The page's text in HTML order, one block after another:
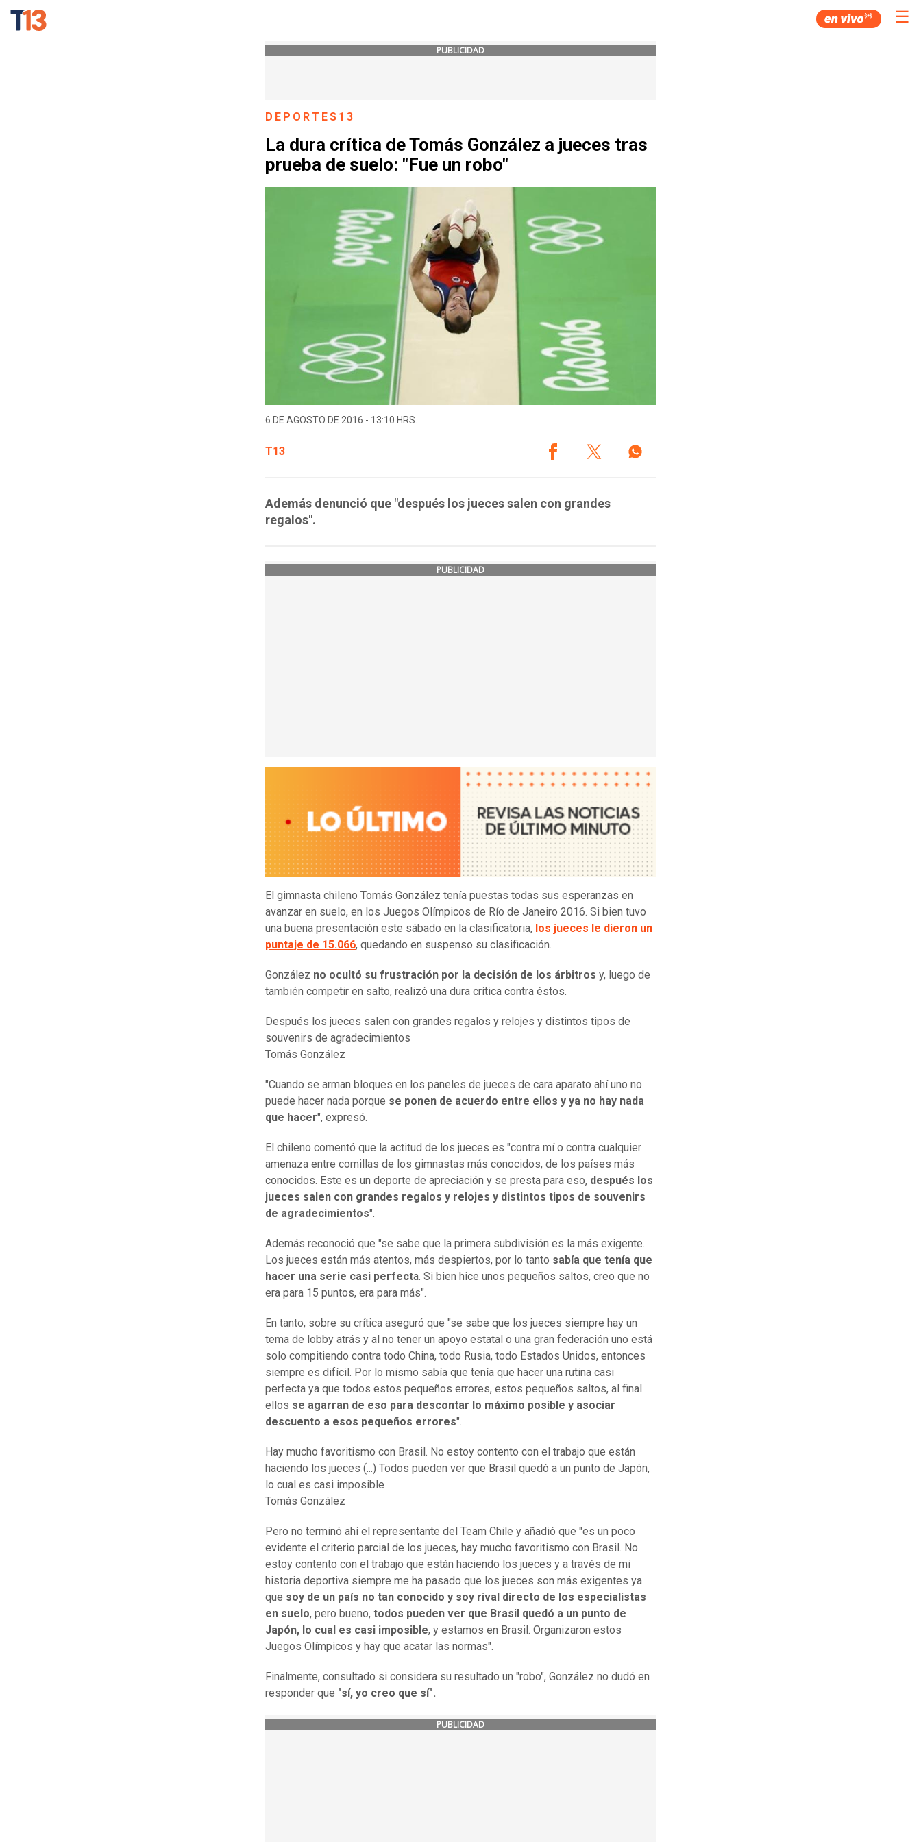
☰
PUBLICIDAD
DEPORTES13
La dura crítica de Tomás González a jueces tras
prueba de suelo: "Fue un robo"
6 DE AGOSTO DE 2016 - 13:10 HRS.
T13
Además denunció que "después los jueces salen con grandes
regalos".
PUBLICIDAD
El gimnasta chileno Tomás González tenía puestas todas sus esperanzas en
avanzar en suelo, en los Juegos Olímpicos de Río de Janeiro 2016. Si bien tuvo
una buena presentación este sábado en la clasificatoria, los jueces le dieron un
puntaje de 15.066, quedando en suspenso su clasificación.
González no ocultó su frustración por la decisión de los árbitros y, luego de
también competir en salto, realizó una dura crítica contra éstos.
Después los jueces salen con grandes regalos y relojes y distintos tipos de
souvenirs de agradecimientos
Tomás González
"Cuando se arman bloques en los paneles de jueces de cara aparato ahí uno no
puede hacer nada porque se ponen de acuerdo entre ellos y ya no hay nada
que hacer", expresó.
El chileno comentó que la actitud de los jueces es "contra mí o contra cualquier
amenaza entre comillas de los gimnastas más conocidos, de los países más
conocidos. Este es un deporte de apreciación y se presta para eso, después los
jueces salen con grandes regalos y relojes y distintos tipos de souvenirs
de agradecimientos".
Además reconoció que "se sabe que la primera subdivisión es la más exigente.
Los jueces están más atentos, más despiertos, por lo tanto sabía que tenía que
hacer una serie casi perfecta. Si bien hice unos pequeños saltos, creo que no
era para 15 puntos, era para más".
En tanto, sobre su crítica aseguró que "se sabe que los jueces siempre hay un
tema de lobby atrás y al no tener un apoyo estatal o una gran federación uno está
solo compitiendo contra todo China, todo Rusia, todo Estados Unidos, entonces
siempre es difícil. Por lo mismo sabía que tenía que hacer una rutina casi
perfecta ya que todos estos pequeños errores, estos pequeños saltos, al final
ellos se agarran de eso para descontar lo máximo posible y asociar
descuento a esos pequeños errores".
Hay mucho favoritismo con Brasil. No estoy contento con el trabajo que están
haciendo los jueces (...) Todos pueden ver que Brasil quedó a un punto de Japón,
lo cual es casi imposible
Tomás González
Pero no terminó ahí el representante del Team Chile y añadió que "es un poco
evidente el criterio parcial de los jueces, hay mucho favoritismo con Brasil. No
estoy contento con el trabajo que están haciendo los jueces y a través de mi
historia deportiva siempre me ha pasado que los jueces son más exigentes ya
que soy de un país no tan conocido y soy rival directo de los especialistas
en suelo, pero bueno, todos pueden ver que Brasil quedó a un punto de
Japón, lo cual es casi imposible, y estamos en Brasil. Organizaron estos
Juegos Olímpicos y hay que acatar las normas".
Finalmente, consultado si considera su resultado un "robo", González no dudó en
responder que "sí, yo creo que sí".
PUBLICIDAD